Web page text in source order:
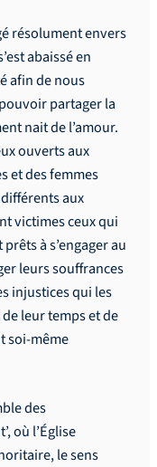
résolument envers
abaissé en
afin de nous
partager la
nait de l’amour.
ouverts aux
et des femmes
aux
victimes ceux qui
à s’engager au
leurs souffrances
injustices qui les
leur temps et de
soi-même
des
où l’Église
le sens